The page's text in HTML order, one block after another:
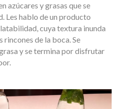
azúcares y grasas que se
Les hablo de un producto
cuya textura inunda
de la boca. Se
y se termina por disfrutar